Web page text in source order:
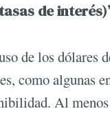
de
de los dólares
como algunas
Al